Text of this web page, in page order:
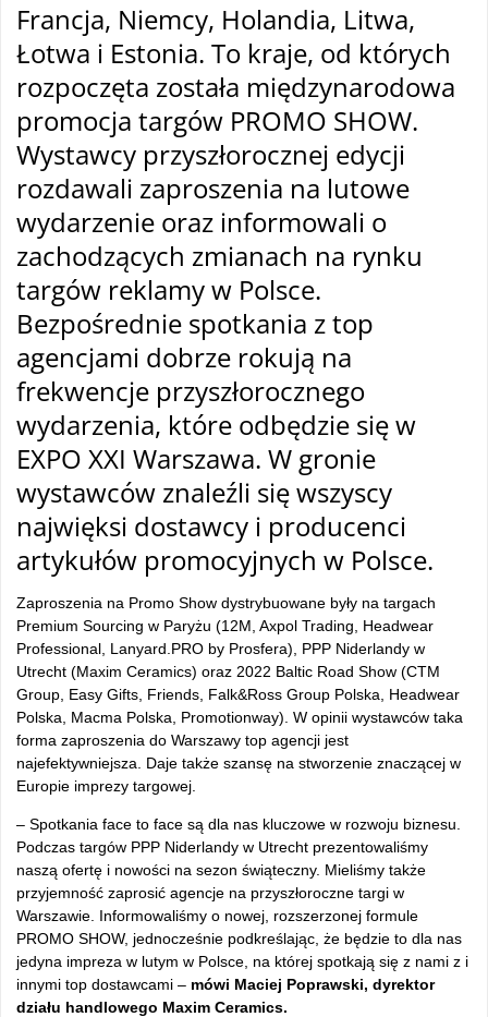
Francja, Niemcy, Holandia, Litwa,
Łotwa i Estonia. To kraje, od których
rozpoczęta została międzynarodowa
promocja targów PROMO SHOW.
Wystawcy przyszłorocznej edycji
rozdawali zaproszenia na lutowe
wydarzenie oraz informowali o
zachodzących zmianach na rynku
targów reklamy w Polsce.
Bezpośrednie spotkania z top
agencjami dobrze rokują na
frekwencje przyszłorocznego
wydarzenia, które odbędzie się w
EXPO XXI Warszawa. W gronie
wystawców znaleźli się wszyscy
najwięksi dostawcy i producenci
artykułów promocyjnych w Polsce.
Zaproszenia na Promo Show dystrybuowane były na targach
Premium Sourcing w Paryżu (12M, Axpol Trading, Headwear
Professional, Lanyard.PRO by Prosfera), PPP Niderlandy w
Utrecht (Maxim Ceramics) oraz 2022 Baltic Road Show (CTM
Group, Easy Gifts, Friends, Falk&Ross Group Polska, Headwear
Polska, Macma Polska, Promotionway). W opinii wystawców taka
forma zaproszenia do Warszawy top agencji jest
najefektywniejsza. Daje także szansę na stworzenie znaczącej w
Europie imprezy targowej.
– Spotkania face to face są dla nas kluczowe w rozwoju biznesu.
Podczas targów PPP Niderlandy w Utrecht prezentowaliśmy
naszą ofertę i nowości na sezon świąteczny. Mieliśmy także
przyjemność zaprosić agencje na przyszłoroczne targi w
Warszawie. Informowaliśmy o nowej, rozszerzonej formule
PROMO SHOW, jednocześnie podkreślając, że będzie to dla nas
jedyna impreza w lutym w Polsce, na której spotkają się z nami z i
innymi top dostawcami – mówi Maciej Poprawski, dyrektor
działu handlowego Maxim Ceramics.